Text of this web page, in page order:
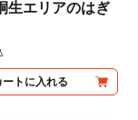
生エリアのはぎ
ートに入れる